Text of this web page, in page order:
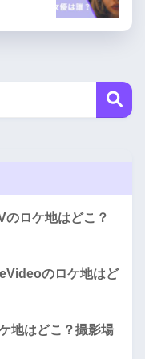
のロケ地はどこ？
のロケ地はど
地はどこ？撮影場